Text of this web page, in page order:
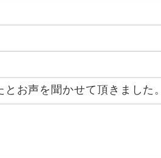
お声を聞かせて頂きました。